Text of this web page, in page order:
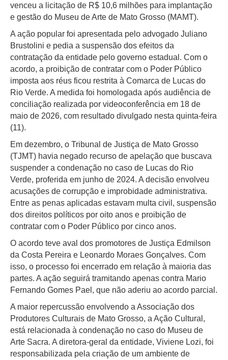
venceu a licitação de R$ 10,6 milhões para implantação
e gestão do Museu de Arte de Mato Grosso (MAMT).
A ação popular foi apresentada pelo advogado Juliano
Brustolini e pedia a suspensão dos efeitos da
contratação da entidade pelo governo estadual. Com o
acordo, a proibição de contratar com o Poder Público
imposta aos réus ficou restrita à Comarca de Lucas do
Rio Verde. A medida foi homologada após audiência de
conciliação realizada por videoconferência em 18 de
maio de 2026, com resultado divulgado nesta quinta-feira
(11).
Em dezembro, o Tribunal de Justiça de Mato Grosso
(TJMT) havia negado recurso de apelação que buscava
suspender a condenação no caso de Lucas do Rio
Verde, proferida em junho de 2024. A decisão envolveu
acusações de corrupção e improbidade administrativa.
Entre as penas aplicadas estavam multa civil, suspensão
dos direitos políticos por oito anos e proibição de
contratar com o Poder Público por cinco anos.
O acordo teve aval dos promotores de Justiça Edmilson
da Costa Pereira e Leonardo Moraes Gonçalves. Com
isso, o processo foi encerrado em relação à maioria das
partes. A ação seguirá tramitando apenas contra Mario
Fernando Gomes Pael, que não aderiu ao acordo parcial.
A maior repercussão envolvendo a Associação dos
Produtores Culturais de Mato Grosso, a Ação Cultural,
está relacionada à condenação no caso do Museu de
Arte Sacra. A diretora-geral da entidade, Viviene Lozi, foi
responsabilizada pela criação de um ambiente de